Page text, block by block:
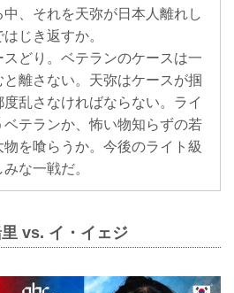
、それを天弥が日本人離れし
じき返すか。
どり。ベテランのケースは一
離さない。天弥はケースが掴
乱さなければならない。ライ
ベテランか、怖い物知らずの若
を喰らうか。今後のライト級
な一戦だ。
vs. イ・イェジ